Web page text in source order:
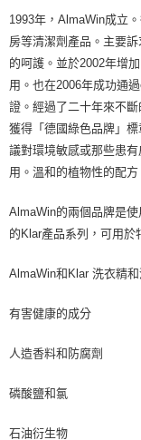
ATM付款
運送方式
每筆NT$80，滿
全家純取貨 (先付款
每筆NT$80，滿
7-11取貨付款
每筆NT$80，滿
7-11純取貨 (先付款
每筆NT$100，滿
離島宅配（澎湖、金
1993年，AlmaWin成立
房等清潔劑產品。主要
的呵護。並於2002年增
用。也在2006年成功通
證。經過了二十年來不
獲得「德國綠色品牌」
議對環境敏感或那些患
用。溫和的植物性的配
AlmaWin的兩個品牌是
的Klar產品系列，可
AlmaWin和Klar 洗衣精和
有害健康的成分
人造香料和防腐劑
磷酸鹽和氯
石油衍生物